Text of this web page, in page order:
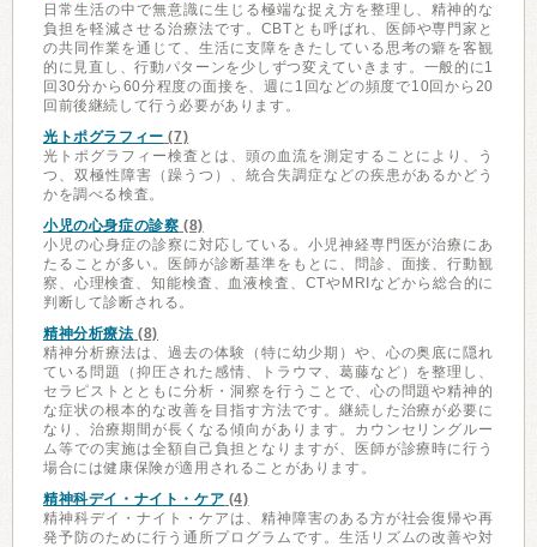
日常生活の中で無意識に生じる極端な捉え方を整理し、精神的な
負担を軽減させる治療法です。CBTとも呼ばれ、医師や専門家と
の共同作業を通じて、生活に支障をきたしている思考の癖を客観
的に見直し、行動パターンを少しずつ変えていきます。一般的に1
回30分から60分程度の面接を、週に1回などの頻度で10回から20
回前後継続して行う必要があります。
光トポグラフィー (7)
光トポグラフィー検査とは、頭の血流を測定することにより、う
つ、双極性障害（躁うつ）、統合失調症などの疾患があるかどう
かを調べる検査。
小児の心身症の診察 (8)
小児の心身症の診察に対応している。小児神経専門医が治療にあ
たることが多い。医師が診断基準をもとに、問診、面接、行動観
察、心理検査、知能検査、血液検査、CTやMRIなどから総合的に
判断して診断される。
精神分析療法 (8)
精神分析療法は、過去の体験（特に幼少期）や、心の奥底に隠れ
ている問題（抑圧された感情、トラウマ、葛藤など）を整理し、
セラピストとともに分析・洞察を行うことで、心の問題や精神的
な症状の根本的な改善を目指す方法です。継続した治療が必要に
なり、治療期間が長くなる傾向があります。カウンセリングルー
ム等での実施は全額自己負担となりますが、医師が診療時に行う
場合には健康保険が適用されることがあります。
精神科デイ・ナイト・ケア (4)
精神科デイ・ナイト・ケアは、精神障害のある方が社会復帰や再
発予防のために行う通所プログラムです。生活リズムの改善や対